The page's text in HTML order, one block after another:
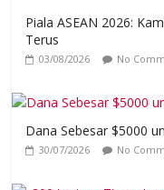
Piala ASEAN 2026:
Terus
03/08/2026 No
Dana Sebesar $5000
30/07/2026 No